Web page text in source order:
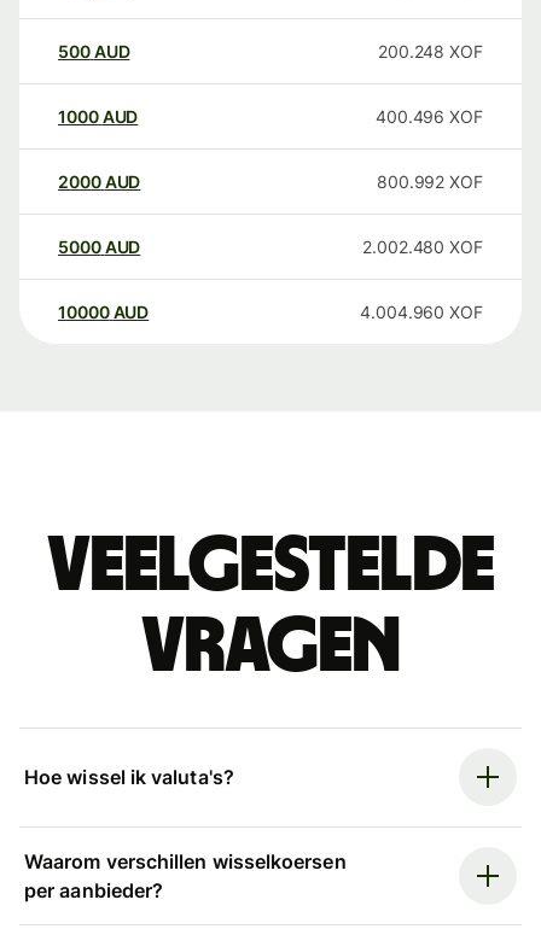
500AUD 200.248 XOF
1000AUD 400.496 XOF
2000AUD 800.992 XOF
5000AUD 2.002.480 XOF
10000 AUD 4.004.960 XOF
Veelgestelde
vragen
Hoe wissel ik valuta's?
Waarom verschillen wisselkoersen
per aanbieder?